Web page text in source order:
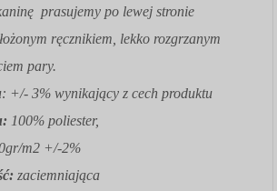
prasujemy po lewej stronie
ręcznikiem, lekko rozgrzanym
pary.
: +/- 3% wynikający z cech produktu
100% poliester,
m2 +/-2%
zaciemniająca